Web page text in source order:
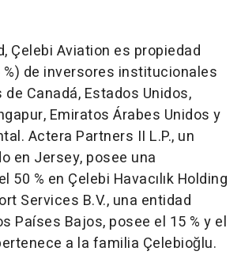
Çelebi Aviation es propiedad
de inversores institucionales
Canadá, Estados Unidos,
Emiratos Árabes Unidos y
Actera Partners II L.P., un
en Jersey, posee una
50 % en Çelebi Havacılık Holding
Services B.V., una entidad
Países Bajos, posee el 15 % y el
a la familia Çelebioğlu.